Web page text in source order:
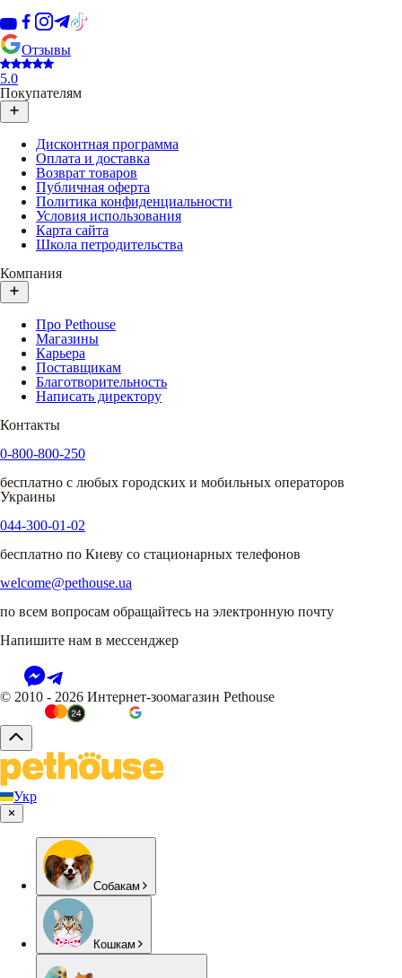
Отзывы
5.0
Покупателям
Дисконтная программа
Оплата и доставка
Возврат товаров
Публичная оферта
Политика конфиденциальности
Условия использования
Карта сайта
Школа петродительства
Компания
Про Pethouse
Магазины
Карьера
Поставщикам
Благотворительность
Написать директору
Контакты
0-800-800-250
бесплатно с любых городских и мобильных операторов
Украины
044-300-01-02
бесплатно по Киеву со стационарных телефонов
welcome@pethouse.ua
по всем вопросам обращайтесь на электронную почту
Напишите нам в мессенджер
© 2010 - 2026 Интернет-зоомагазин Pethouse
Укр
Собакам
Кошкам